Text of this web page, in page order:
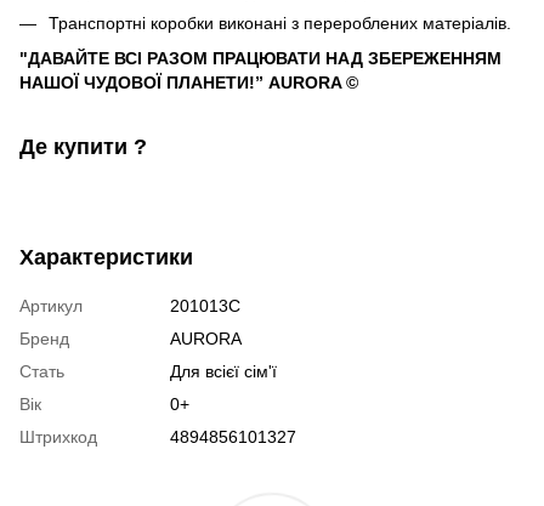
Транспортні коробки виконані з перероблених матеріалів.
"ДАВАЙТЕ ВСІ РАЗОМ ПРАЦЮВАТИ НАД ЗБЕРЕЖЕННЯМ
НАШОЇ ЧУДОВОЇ ПЛАНЕТИ!” AURORA ©
Де купити ?
Характеристики
Артикул
201013C
Бренд
AURORA
Стать
Для всієї сім'ї
Вік
0+
Штрихкод
4894856101327